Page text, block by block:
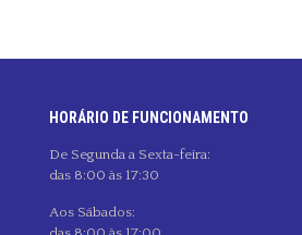
HORÁRIO DE FUNCIONAMENTO
De Segunda a Sexta-feira:
das 8:00 às 17:30
Aos Sábados: